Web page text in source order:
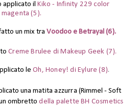
applicato il Kiko - Infinity 229 color
magenta (5).
un mix traVoodoo e Betrayal (6).
Creme Brulee di Makeup Geek (7).
le Oh, Honey! di Eylure (8).
unamatita azzurra (Rimmel - Soft
un ombrettodella palette BH Cosmetics